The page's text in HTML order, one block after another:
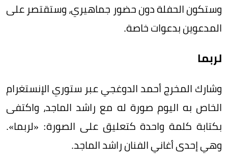
وستكون الحفلة دون حضور جماهيري، وستقتصر على
المدعوين بدعوات خاصة.
لربما
وشارك المخرج أحمد الدوغجي عبر ستوري الإنستغرام
الخاص به اليوم صورة له مع راشد الماجد، واكتفى
بكتابة كلمة واحدة كتعليق على الصورة: «لربما».
وهي إحدى أغاني الفنان راشد الماجد.